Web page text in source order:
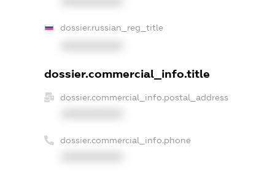
dossier.russian_reg_title
dossier.commercial_info.title
dossier.commercial_info.postal_address
dossier.commercial_info.phone